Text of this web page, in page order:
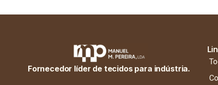
Fornecedor líder de tecidos para indústria.